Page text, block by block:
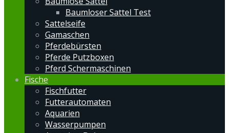
Baumloser Sattel Test
Sattelseife
Gamaschen
Pferdebürsten
Pferde Putzboxen
Pferd Schermaschinen
Fische
Fischfutter
Futterautomaten
Aquarien
Wasserpumpen